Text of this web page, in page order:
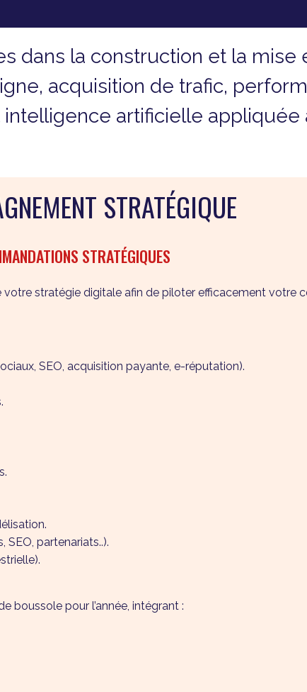
dans la construction et la
acquisition de trafic,
artificielle appliquée
STRATÉGIQUE
STRATÉGIQUES
stratégie digitale afin de piloter efficacement votre
SEO, acquisition payante, e-réputation).
partenariats..).
boussole pour l’année, intégrant :